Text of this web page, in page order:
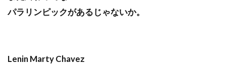
パラリンピックがあるじゃないか。
Lenin Marty Chavez